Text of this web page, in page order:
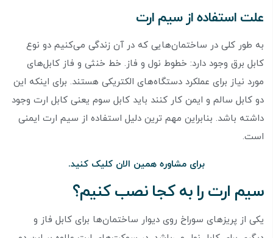
علت استفاده از سیم ارت
به طور کلی در ساختمان‌هایی که در آن زندگی می‌کنیم دو نوع
کابل برق وجود دارد: خطوط نول و فاز. خط خنثی و فاز کابل‌های
مورد نیاز برای عملکرد دستگاه‌های الکتریکی هستند. برای اینکه این
دو کابل سالم و ایمن کار کنند باید کابل سوم یعنی کابل ارت وجود
داشته باشد. بنابراین مهم ترین دلیل استفاده از سیم ارت ایمنی
است.
برای مشاوره همین الان کلیک کنید.
سیم ارت را به کجا نصب کنیم؟
یکی از پریز‌های سوراخ روی دیوار ساختمان‌ها برای کابل فاز و